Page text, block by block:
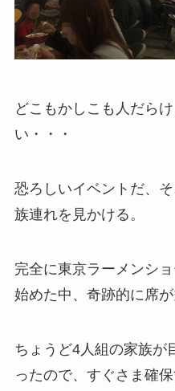
どこもかしこも人だら
い・・・
恐ろしいイベントだ、
族連れを見かける。
完全に東京ラーメンシ
始めた中、奇跡的に席が
ちょうど4人組の家族が
ったので、すぐさま確